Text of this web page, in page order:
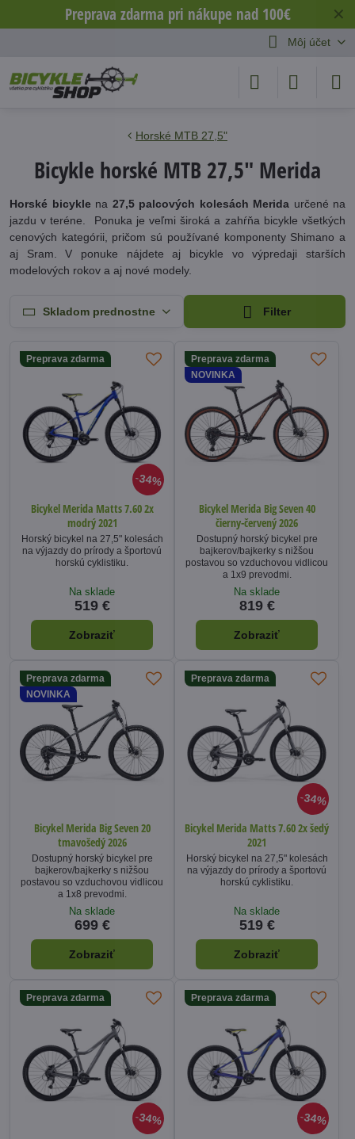
✕
Preprava zdarma pri nákupe nad 100€
Môj účet
Horské MTB 27,5"
Bicykle horské MTB 27,5" Merida
Horské bicyklena 27,5 palcových kolesách Merida určené na
jazdu v teréne. Ponuka je veľmi široká a zahŕňa bicykle všetkých
cenových kategórii, pričom sú používané komponenty Shimano a
aj Sram. V ponuke nájdete aj bicykle vo výpredaji starších
modelových rokov a aj nové modely.
Skladom prednostne Filter
34%
Preprava zdarma
Bicykel Merida Matts 7.60 2x
modrý 2021
Horský bicykel na 27,5" kolesách
na výjazdy do prírody a športovú
horskú cyklistiku.
Na sklade
519 €
Zobraziť
Preprava zdarma
NOVINKA
Bicykel Merida Big Seven 40
čierny-červený 2026
Dostupný horský bicykel pre
bajkerov/bajkerky s nižšou
postavou so vzduchovou vidlicou
a 1x9 prevodmi.
Na sklade
819 €
Zobraziť
Preprava zdarma
NOVINKA
Bicykel Merida Big Seven 20
tmavošedý 2026
Dostupný horský bicykel pre
bajkerov/bajkerky s nižšou
postavou so vzduchovou vidlicou
a 1x8 prevodmi.
Na sklade
699 €
Zobraziť
34%
Preprava zdarma
Bicykel Merida Matts 7.60 2x šedý
2021
Horský bicykel na 27,5" kolesách
na výjazdy do prírody a športovú
horskú cyklistiku.
Na sklade
519 €
Zobraziť
34%
Preprava zdarma
34%
Preprava zdarma